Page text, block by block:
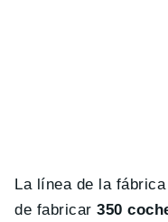
La línea de la
de fabricar350